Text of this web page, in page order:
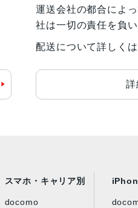
運送会社の都合によ
社は一切の責任を負い
配送について詳しくは
詳
スマホ・キャリア別
docomo